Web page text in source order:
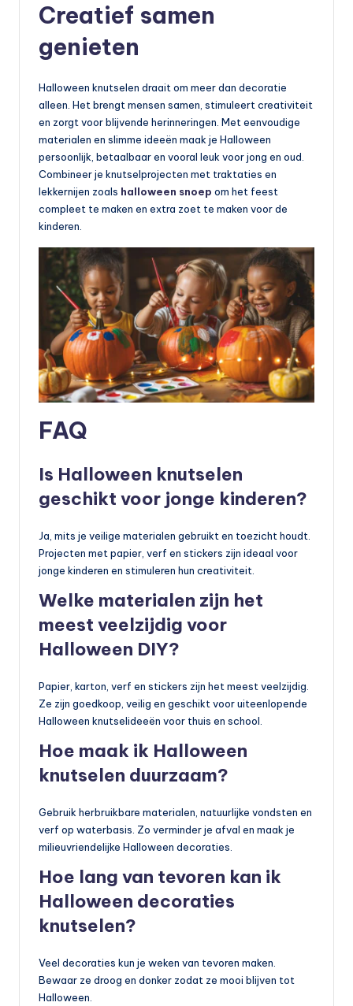
Creatief samen
genieten
Halloween knutselen draait om meer dan decoratie
alleen. Het brengt mensen samen, stimuleert creativiteit
en zorgt voor blijvende herinneringen. Met eenvoudige
materialen en slimme ideeën maak je Halloween
persoonlijk, betaalbaar en vooral leuk voor jong en oud.
Combineer je knutselprojecten met traktaties en
lekkernijen zoals halloween snoep om het feest
compleet te maken en extra zoet te maken voor de
kinderen.
FAQ
Is Halloween knutselen
geschikt voor jonge kinderen?
Ja, mits je veilige materialen gebruikt en toezicht houdt.
Projecten met papier, verf en stickers zijn ideaal voor
jonge kinderen en stimuleren hun creativiteit.
Welke materialen zijn het
meest veelzijdig voor
Halloween DIY?
Papier, karton, verf en stickers zijn het meest veelzijdig.
Ze zijn goedkoop, veilig en geschikt voor uiteenlopende
Halloween knutselideeën voor thuis en school.
Hoe maak ik Halloween
knutselen duurzaam?
Gebruik herbruikbare materialen, natuurlijke vondsten en
verf op waterbasis. Zo verminder je afval en maak je
milieuvriendelijke Halloween decoraties.
Hoe lang van tevoren kan ik
Halloween decoraties
knutselen?
Veel decoraties kun je weken van tevoren maken.
Bewaar ze droog en donker zodat ze mooi blijven tot
Halloween.